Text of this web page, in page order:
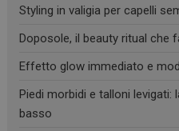
Styling in valigia per capelli
Doposole, il beauty ritual che
Effetto glow immediato e
Piedi morbidi e talloni levigati:
basso